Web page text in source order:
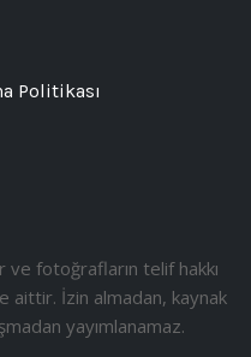
ve fotoğrafların telif hakkı
aittir. İzin almadan, kaynak
yayımlanamaz.
Politikası